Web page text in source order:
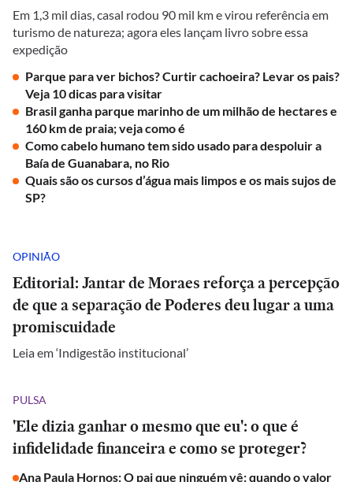
Em 1,3 mil dias, casal rodou 90 mil km e virou referência em
turismo de natureza; agora eles lançam livro sobre essa
expedição
Parque para ver bichos? Curtir cachoeira? Levar os pais?
Veja 10 dicas para visitar
Brasil ganha parque marinho de um milhão de hectares e
160 km de praia; veja como é
Como cabelo humano tem sido usado para despoluir a
Baía de Guanabara, no Rio
Quais são os cursos d’água mais limpos e os mais sujos de
SP?
OPINIÃO
Editorial: Jantar de Moraes reforça a percepção
de que a separação de Poderes deu lugar a uma
promiscuidade
Leia em ‘Indigestão institucional’
PULSA
'Ele dizia ganhar o mesmo que eu': o que é
infidelidade financeira e como se proteger?
Ana Paula Hornos: O pai que ninguém vê: quando o valor